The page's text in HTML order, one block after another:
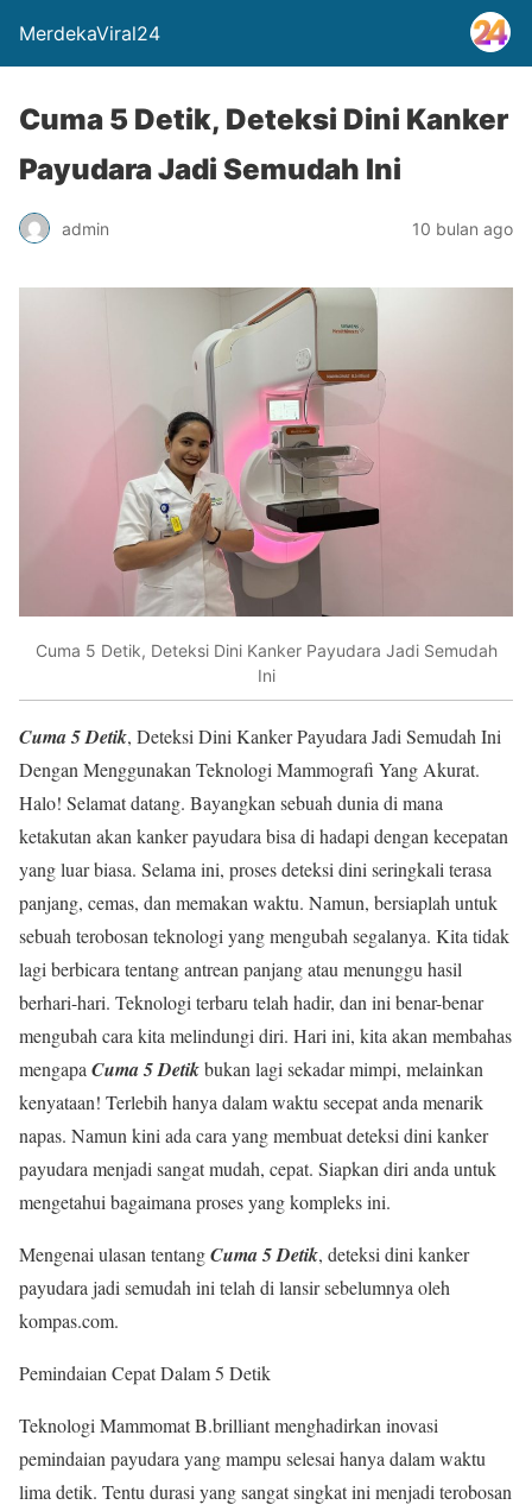
MerdekaViral24
Cuma 5 Detik, Deteksi Dini Kanker
Payudara Jadi Semudah Ini
admin 10 bulan ago
Cuma 5 Detik, Deteksi Dini Kanker Payudara Jadi Semudah
Ini
Cuma 5 Detik, Deteksi Dini Kanker Payudara Jadi Semudah Ini
Dengan Menggunakan Teknologi Mammografi Yang Akurat.
Halo! Selamat datang. Bayangkan sebuah dunia di mana
ketakutan akan kanker payudara bisa di hadapi dengan kecepatan
yang luar biasa. Selama ini, proses deteksi dini seringkali terasa
panjang, cemas, dan memakan waktu. Namun, bersiaplah untuk
sebuah terobosan teknologi yang mengubah segalanya. Kita tidak
lagi berbicara tentang antrean panjang atau menunggu hasil
berhari-hari. Teknologi terbaru telah hadir, dan ini benar-benar
mengubah cara kita melindungi diri. Hari ini, kita akan membahas
mengapa Cuma 5 Detikbukan lagi sekadar mimpi, melainkan
kenyataan! Terlebih hanya dalam waktu secepat anda menarik
napas. Namun kini ada cara yang membuat deteksi dini kanker
payudara menjadi sangat mudah, cepat. Siapkan diri anda untuk
mengetahui bagaimana proses yang kompleks ini.
Mengenai ulasan tentangCuma 5 Detik, deteksi dini kanker
payudara jadi semudah ini telah di lansir sebelumnya oleh
kompas.com.
Pemindaian Cepat Dalam 5 Detik
Teknologi Mammomat B.brilliant menghadirkan inovasi
pemindaian payudara yang mampu selesai hanya dalam waktu
lima detik. Tentu durasi yang sangat singkat ini menjadi terobosan